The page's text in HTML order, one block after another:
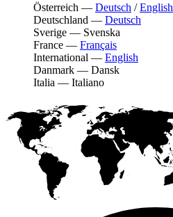
Österreich — Deutsch /English
Deutschland — Deutsch
Sverige — Svenska
France — Français
International — English
Danmark — Dansk
Italia — Italiano